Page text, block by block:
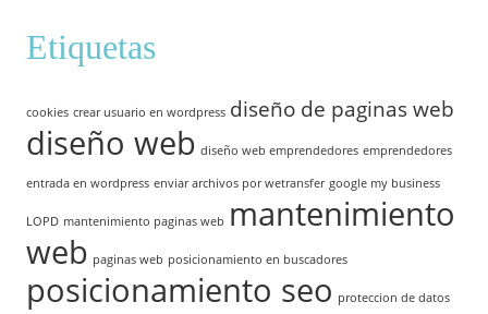
Etiquetas
cookies crear usuario en wordpress diseño de paginas web
diseño web diseño web emprendedores emprendedores
entrada en wordpress enviar archivos por wetransfer google my business
LOPD mantenimiento paginas web mantenimiento
web paginas web posicionamiento en buscadores
posicionamiento seo proteccion de datos